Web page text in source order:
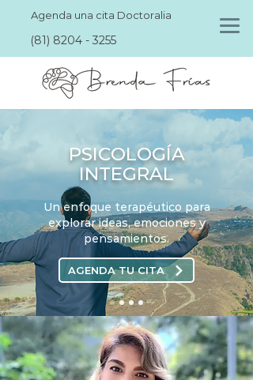
Agenda una cita Doctoralia
(81) 8204 - 3255
PSICOLOGÍA
INTEGRAL
Un enfoque terapéutico para
explorar ideas, emociones y
pensamientos.
AGENDA TU CITA